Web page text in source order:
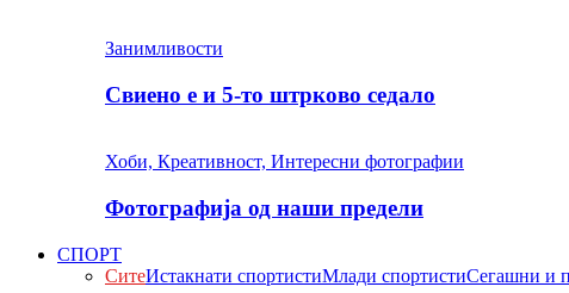
Занимливости
Свиено е и 5-то штрково седало
Хоби, Креативност, Интересни фотографии
Фотографија од наши предели
СПОРТ
СитеИстакнати спортистиМлади спортистиСегашни и